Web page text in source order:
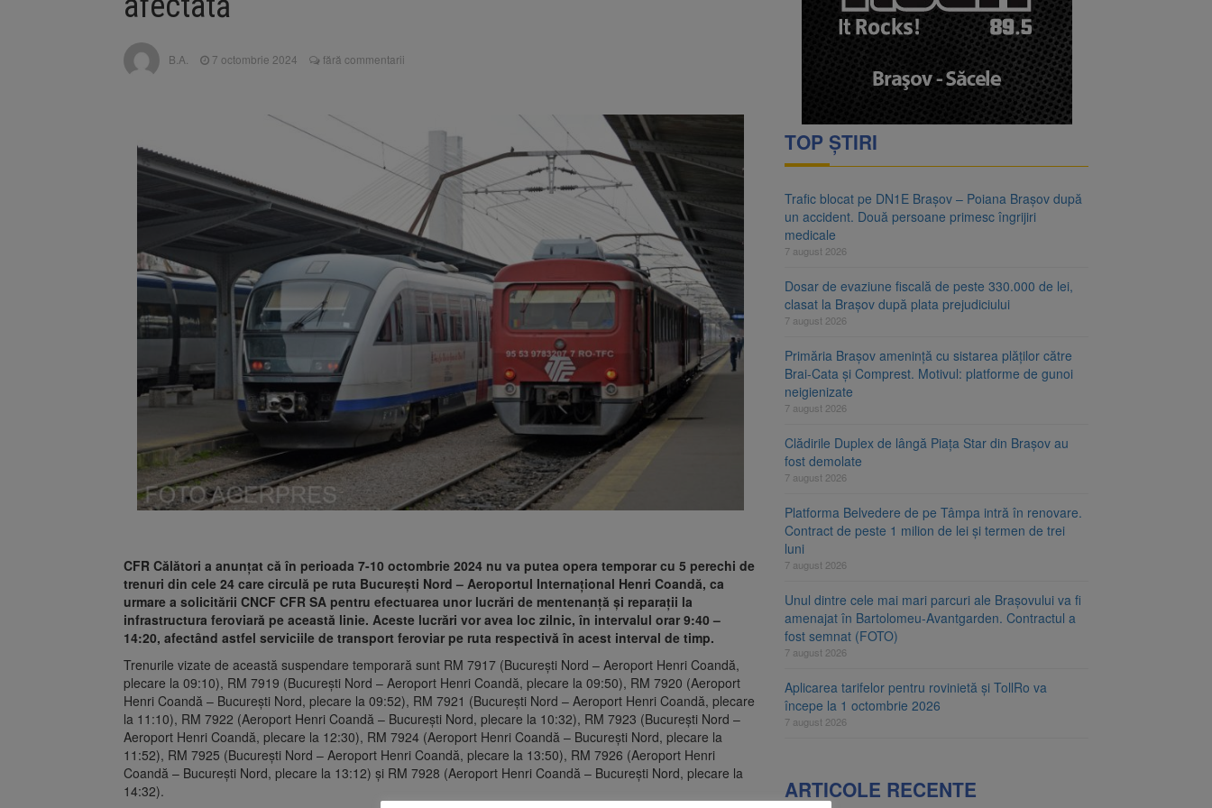
Unul dintre cele mai mari parcuri ale Brașovului va fi amenajat în Bartolomeu-Avantgarden. Contractul a
Trafic blocat pe DN1E Brașov – Poiana Brașov după un accident. Două persoane primesc îngrijiri
medicale
B.A. 7 octombrie 2024 fără commentarii
CFR Călători a anunțat că în perioada 7-10 octombrie 2024 nu va putea opera temporar cu 5 perechi de
trenuri din cele 24 care circulă pe ruta București Nord – Aeroportul Internațional Henri Coandă, ca
urmare a solicitării CNCF CFR SA pentru efectuarea unor lucrări de mentenanță și reparații la
infrastructura feroviară pe această linie. Aceste lucrări vor avea loc zilnic, în intervalul orar 9:40 –
14:20, afectând astfel serviciile de transport feroviar pe ruta respectivă în acest interval de timp.
Trenurile vizate de această suspendare temporară sunt RM 7917 (București Nord – Aeroport Henri Coandă,
plecare la 09:10), RM 7919 (București Nord – Aeroport Henri Coandă, plecare la 09:50), RM 7920 (Aeroport
Henri Coandă – București Nord, plecare la 09:52), RM 7921 (București Nord – Aeroport Henri Coandă, plecare
la 11:10), RM 7922 (Aeroport Henri Coandă – București Nord, plecare la 10:32), RM 7923 (București Nord –
Aeroport Henri Coandă, plecare la 12:30), RM 7924 (Aeroport Henri Coandă – București Nord, plecare la
11:52), RM 7925 (București Nord – Aeroport Henri Coandă, plecare la 13:50), RM 7926 (Aeroport Henri
Coandă – București Nord, plecare la 13:12) și RM 7928 (Aeroport Henri Coandă – București Nord, plecare la
14:32).
TOP ȘTIRI
Trafic blocat pe DN1E Brașov – Poiana Brașov după
un accident. Două persoane primesc îngrijiri
medicale
7 august 2026
Dosar de evaziune fiscală de peste 330.000 de lei,
clasat la Brașov după plata prejudiciului
7 august 2026
Primăria Brașov amenință cu sistarea plăților către
Brai-Cata și Comprest. Motivul: platforme de gunoi
neigienizate
7 august 2026
Clădirile Duplex de lângă Piața Star din Brașov au
fost demolate
7 august 2026
Platforma Belvedere de pe Tâmpa intră în renovare.
Contract de peste 1 milion de lei și termen de trei
luni
7 august 2026
Unul dintre cele mai mari parcuri ale Brașovului va fi
amenajat în Bartolomeu-Avantgarden. Contractul a
fost semnat (FOTO)
7 august 2026
Aplicarea tarifelor pentru rovinietă și TollRo va
începe la 1 octombrie 2026
7 august 2026
ARTICOLE RECENTE